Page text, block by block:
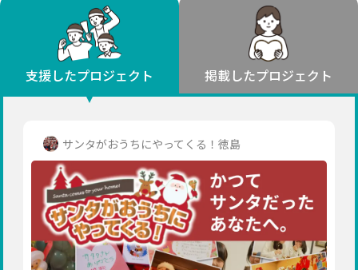
環境・エシカル
人権・マイノリティ
社会貢献
地域からさがす 北海道・東北
北海道
福島
福島
茨城 栃木 群馬
千葉
東京
神奈川
新潟 富山 石川 福井
山梨
長野
岐阜 静岡 愛知
三重 滋賀 京都 大阪
兵庫
奈良
和歌山
中国
支援したプロジェクト 掲載したプロジェクト
サンタがおうちにやってくる！徳島